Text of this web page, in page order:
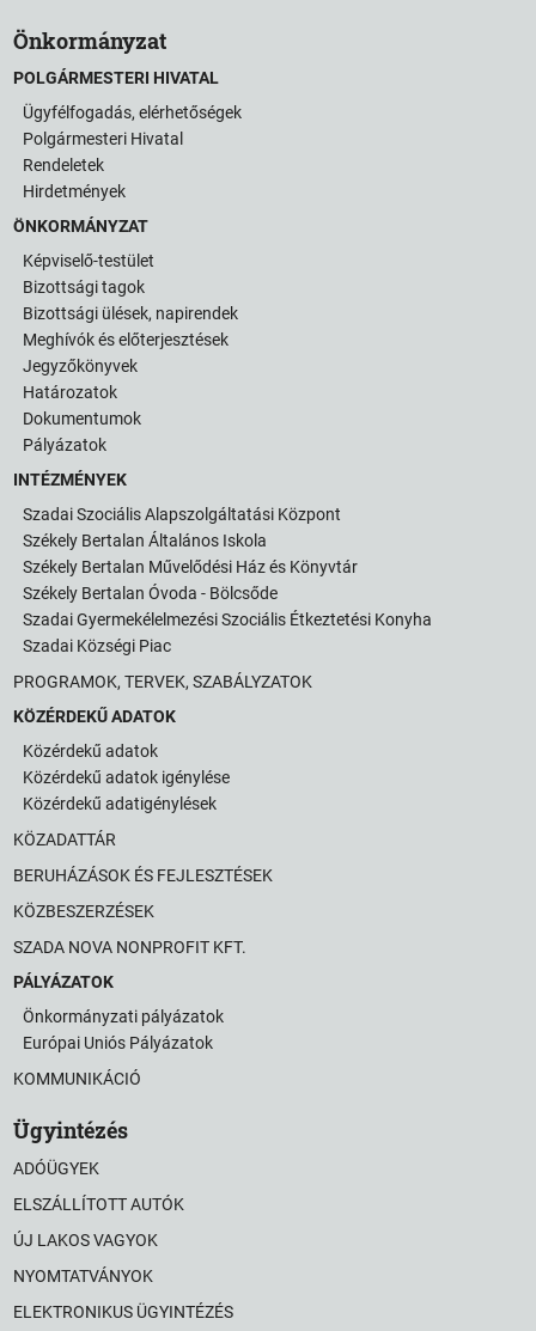
Önkormányzat
POLGÁRMESTERI HIVATAL
Ügyfélfogadás, elérhetőségek
Polgármesteri Hivatal
Rendeletek
Hirdetmények
ÖNKORMÁNYZAT
Képviselő-testület
Bizottsági tagok
Bizottsági ülések, napirendek
Meghívók és előterjesztések
Jegyzőkönyvek
Határozatok
Dokumentumok
Pályázatok
INTÉZMÉNYEK
Szadai Szociális Alapszolgáltatási Központ
Székely Bertalan Általános Iskola
Székely Bertalan Művelődési Ház és Könyvtár
Székely Bertalan Óvoda - Bölcsőde
Szadai Gyermekélelmezési Szociális Étkeztetési Konyha
Szadai Községi Piac
PROGRAMOK, TERVEK, SZABÁLYZATOK
KÖZÉRDEKŰ ADATOK
Közérdekű adatok
Közérdekű adatok igénylése
Közérdekű adatigénylések
KÖZADATTÁR
BERUHÁZÁSOK ÉS FEJLESZTÉSEK
KÖZBESZERZÉSEK
SZADA NOVA NONPROFIT KFT.
PÁLYÁZATOK
Önkormányzati pályázatok
Európai Uniós Pályázatok
KOMMUNIKÁCIÓ
Ügyintézés
ADÓÜGYEK
ELSZÁLLÍTOTT AUTÓK
ÚJ LAKOS VAGYOK
NYOMTATVÁNYOK
ELEKTRONIKUS ÜGYINTÉZÉS